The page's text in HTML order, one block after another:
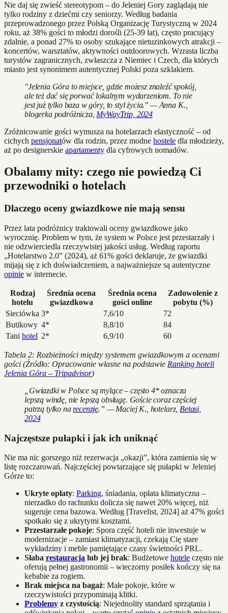
Nie daj się zwieść stereotypom – do Jeleniej Gory zaglądają nie
tylko rodziny z dziećmi czy seniorzy. Według badania
przeprowadzonego przez Polską Organizację Turystyczną w 2024
roku, aż 38% gości to młodzi dorośli (25-39 lat), często pracujący
zdalnie, a ponad 27% to osoby szukające nietuzinkowych atrakcji –
koncertów, warsztatów, aktywności outdoorowych. Wzrasta liczba
turystów zagranicznych, zwłaszcza z Niemiec i Czech, dla których
miasto jest synonimem autentycznej Polski poza szklakiem.
"Jelenia Góra to miejsce, gdzie możesz znaleźć spokój,
ale też dać się porwać lokalnym wydarzeniom. To nie
jest już tylko baza w góry, to styl życia." — Anna K.,
blogerka podróżnicza, MyWayTrip, 2024
Zróżnicowanie gości wymusza na hotelarzach elastyczność – od
cichych pensjonatów dla rodzin, przez modne hostele dla młodzieży,
aż po designerskie apartamenty dla cyfrowych nomadów.
Obalamy mity: czego nie powiedzą Ci
przewodniki o hotelach
Dlaczego oceny gwiazdkowe nie mają sensu
Przez lata podróżnicy traktowali oceny gwiazdkowe jako
wyrocznię. Problem w tym, że system w Polsce jest przestarzały i
nie odzwierciedla rzeczywistej jakości usług. Według raportu
„Hotelarstwo 2.0” (2024), aż 61% gości deklaruje, że gwiazdki
mijają się z ich doświadczeniem, a najważniejsze są autentyczne
opinie w internecie.
Rodzaj
hotelu
Średnia ocena
gwiazdkowa
Średnia ocena
gości online
Zadowolenie z
pobytu (%)
Sieciówka 3* 7,6/10
72
Butikowy 4* 8,8/10
84
Tani hotel 2* 6,9/10 60
Tabela 2: Rozbieżności między systemem gwiazdkowym a ocenami
gości (Źródło: Opracowanie własne na podstawie Ranking hoteli
Jelenia Góra – Tripadvisor)
„Gwiazdki w Polsce są mylące – często 4* oznacza
lepszą windę, nie lepszą obsługę. Goście coraz częściej
patrzą tylko narecenzje.” — Maciej K., hotelarz, Betasi,
2024
Najczęstsze pułapki i jak ich uniknąć
Nie ma nic gorszego niż rezerwacja „okazji”, która zamienia się w
listę rozczarowań. Najczęściej powtarzające się pułapki w Jeleniej
Górze to:
Ukryte opłaty: Parking, śniadania, opłata klimatyczna –
nierzadko do rachunku dolicza się nawet 20% więcej, niż
sugeruje cena bazowa. Według [Travelist, 2024] aż 47% gości
spotkało się z ukrytymi kosztami.
Przestarzałe pokoje: Spora część hoteli nie inwestuje w
modernizacje – zamiast klimatyzacji, czekają Cię stare
wykładziny i meble pamiętające czasy świetności PRL.
Słaba restauracja lub jej brak: Budżetowe hotele często nie
oferują pełnej gastronomii – wieczorny posiłek kończy się na
kebabie za rogiem.
Brak miejsca na bagaż: Małe pokoje, które w
rzeczywistości przypominają klitki.
Problemy z czystością: Niejednolity standard sprzątania i